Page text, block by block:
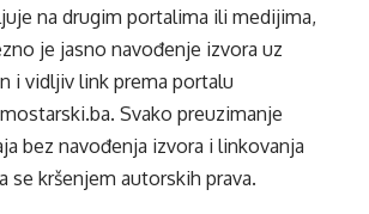
na drugim portalima ili medijima,
je jasno navođenje izvora uz
i vidljiv link prema portalu
. Svako preuzimanje
bez navođenja izvora i linkovanja
se kršenjem autorskih prava.